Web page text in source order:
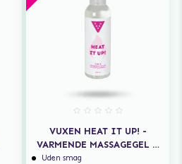
VUXEN HEAT IT UP! -
VARMENDE MASSAGEGEL &
GLIDECREME 150 ML
Uden smag